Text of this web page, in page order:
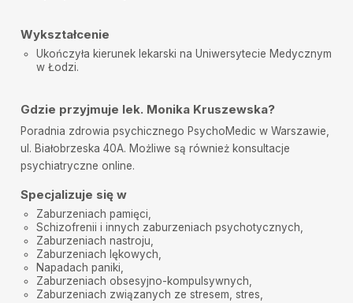
Pani Doktor bardzo miła i ciepła. Wzbudza poczucie
bezpieczeństwa. Nie czułam się w żaden sposób
zestresowana. Bardzo polecam!
przecudowna
Siwy • 2025-07-14
Po prostu dobry lekarz. Wbrew pozorom trudno o
takich bez względu na cenę wizyty czy tytuły
Pietrucha
2025-07-10
Dziękuję za wsparcie , rozmowę i ustawienie leczenia.
Wizyta przyniosła oczekiwany przezemnie rezultat.
Michał •2025-07-03
POLECAM
Wykształcenie
Ukończyła kierunek lekarski na Uniwersytecie Medycznym
w Łodzi.
Gdzie przyjmuje lek. Monika Kruszewska?
Poradnia zdrowia psychicznego PsychoMedic w Warszawie
ul. Białobrzeska 40A. Możliwe są również konsultacje
psychiatryczne online.
Specjalizuje się w
Zaburzeniach pamięci
Schizofrenii i innych zaburzeniach psychotycznych
Zaburzeniach nastroju
Zaburzeniach lękowych
Napadach paniki
Zaburzeniach obsesyjno-kompulsywnych
Zaburzeniach związanych ze stresem ,stres